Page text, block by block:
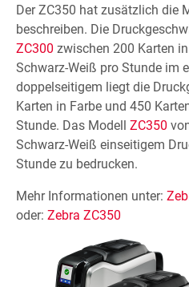
Der ZC350 hat zusätzlich die
beschreiben. Die
ZC300 zwischen 200 Karten
Schwarz-Weiß pro Stunde im
doppelseitigem liegt die
Karten in Farbe und 450
Stunde. Das Modell ZC350
Schwarz-Weiß einseitigem
Stunde zu bedrucken.
Mehr Informationen unter:
oder: Zebra ZC350